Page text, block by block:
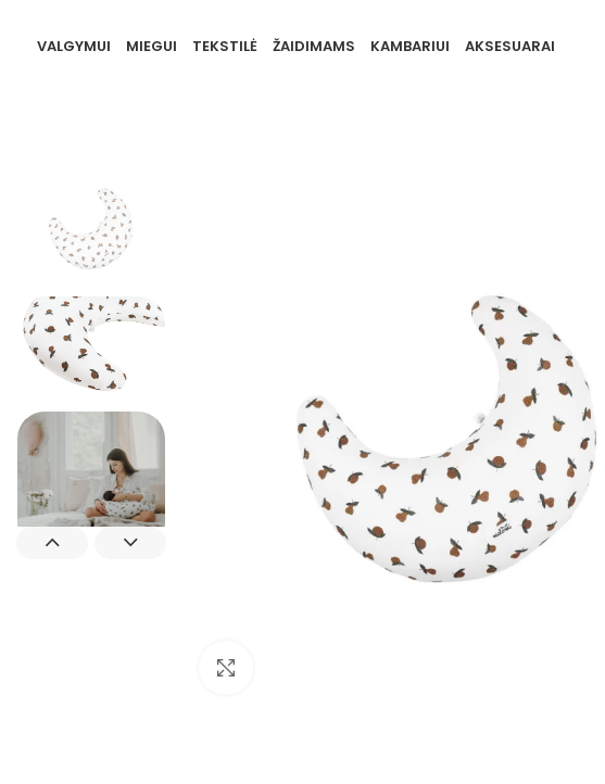
VALGYMUI MIEGUI TEKSTILĖ ŽAIDIMAMS KAMBARIUI AKSESUARAI